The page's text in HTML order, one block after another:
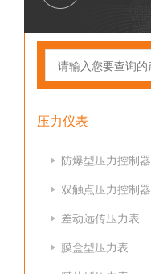
压力仪表
防爆型压力控制器
双触点压力控制器
差动远传压力表
膜盒型压力表